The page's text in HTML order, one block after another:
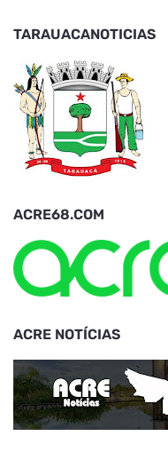
TARAUACANOTICIAS
ACRE68.COM
ACRE NOTÍCIAS